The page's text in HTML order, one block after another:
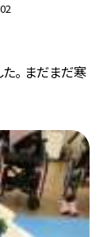
。 まだまだ寒